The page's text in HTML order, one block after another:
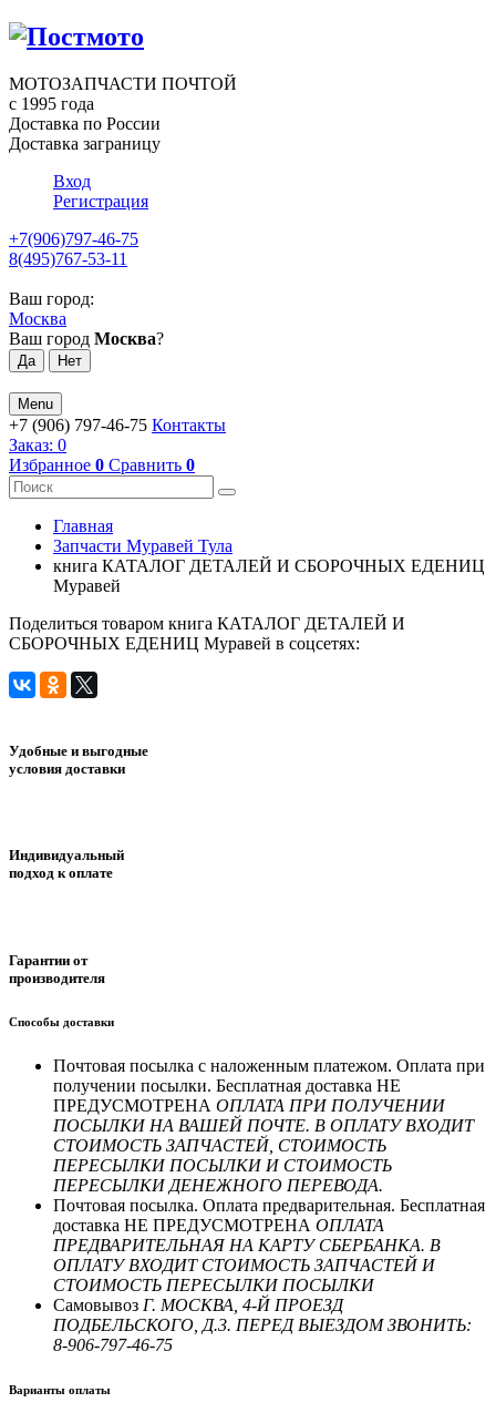
МОТОЗАПЧАСТИ ПОЧТОЙ
с 1995 года
Доставка по России
Доставка заграницу
Вход
Регистрация
+7(906)797-46-75
8(495)767-53-11
Ваш город:
Москва
Ваш город Москва?
Menu
+7 (906) 797-46-75 Контакты
Заказ: 0
Избранное 0 Сравнить 0
Главная
Запчасти Муравей Тула
книга КАТАЛОГ ДЕТАЛЕЙ И СБОРОЧНЫХ ЕДЕНИЦ
Муравей
Поделиться товаром книга КАТАЛОГ ДЕТАЛЕЙ И
СБОРОЧНЫХ ЕДЕНИЦ Муравей в соцсетях:
Удобные и выгодные
условия доставки
Индивидуальный
подход к оплате
Гарантии от
производителя
Способы доставки
Почтовая посылка с наложенным платежом. Оплата при
получении посылки. Бесплатная доставка НЕ
ПРЕДУСМОТРЕНА ОПЛАТА ПРИ ПОЛУЧЕНИИ
ПОСЫЛКИ НА ВАШЕЙ ПОЧТЕ. В ОПЛАТУ ВХОДИТ
СТОИМОСТЬ ЗАПЧАСТЕЙ, СТОИМОСТЬ
ПЕРЕСЫЛКИ ПОСЫЛКИ И СТОИМОСТЬ
ПЕРЕСЫЛКИ ДЕНЕЖНОГО ПЕРЕВОДА.
Почтовая посылка. Оплата предварительная. Бесплатная
доставка НЕ ПРЕДУСМОТРЕНА ОПЛАТА
ПРЕДВАРИТЕЛЬНАЯ НА КАРТУ СБЕРБАНКА. В
ОПЛАТУ ВХОДИТ СТОИМОСТЬ ЗАПЧАСТЕЙ И
СТОИМОСТЬ ПЕРЕСЫЛКИ ПОСЫЛКИ
Самовывоз Г. МОСКВА, 4-Й ПРОЕЗД
ПОДБЕЛЬСКОГО, Д.3. ПЕРЕД ВЫЕЗДОМ ЗВОНИТЬ:
8-906-797-46-75
Варианты оплаты